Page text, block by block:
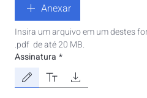
Anexar
Insira um arquivo em um destes
.pdf  de até 20 MB.
Assinatura *
Modo Desenho selecionado. Desenhar